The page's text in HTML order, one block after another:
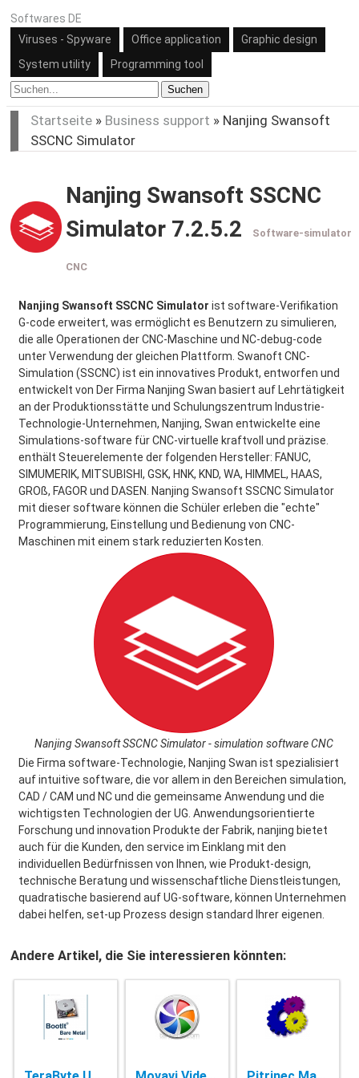
Softwares DE
Viruses - Spyware
Office application
Graphic design
System utility
Programming tool
Suchen
Startseite » Business support » Nanjing Swansoft
SSCNC Simulator
Nanjing Swansoft SSCNC
Simulator 7.2.5.2
Software-simulator
CNC
Nanjing Swansoft SSCNC Simulator ist software-Verifikation
G-code erweitert, was ermöglicht es Benutzern zu simulieren,
die alle Operationen der CNC-Maschine und NC-debug-code
unter Verwendung der gleichen Plattform. Swanoft CNC-
Simulation (SSCNC) ist ein innovatives Produkt, entworfen und
entwickelt von Der Firma Nanjing Swan basiert auf Lehrtätigkeit
an der Produktionsstätte und Schulungszentrum Industrie-
Technologie-Unternehmen, Nanjing, Swan entwickelte eine
Simulations-software für CNC-virtuelle kraftvoll und präzise.
enthält Steuerelemente der folgenden Hersteller: FANUC,
SIMUMERIK, MITSUBISHI, GSK, HNK, KND, WA, HIMMEL, HAAS,
GROß, FAGOR und DASEN. Nanjing Swansoft SSCNC Simulator
mit dieser software können die Schüler erleben die "echte"
Programmierung, Einstellung und Bedienung von CNC-
Maschinen mit einem stark reduzierten Kosten.
Nanjing Swansoft SSCNC Simulator - simulation software CNC
Die Firma software-Technologie, Nanjing Swan ist spezialisiert
auf intuitive software, die vor allem in den Bereichen simulation,
CAD / CAM und NC und die gemeinsame Anwendung und die
wichtigsten Technologien der UG. Anwendungsorientierte
Forschung und innovation Produkte der Fabrik, nanjing bietet
auch für die Kunden, den service im Einklang mit den
individuellen Bedürfnissen von Ihnen, wie Produkt-design,
technische Beratung und wissenschaftliche Dienstleistungen,
quadratische basierend auf UG-software, können Unternehmen
dabei helfen, set-up Prozess design standard Ihrer eigenen.
Andere Artikel, die Sie interessieren könnten: